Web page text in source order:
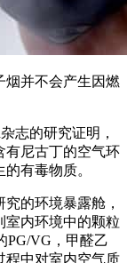
烟并不会产生因燃
志的研究证明，
有尼古丁的空气环
有毒物质。
的环境暴露舱，
室内环境中的颗粒
PG/VG，甲醛乙
程中对室内空气质